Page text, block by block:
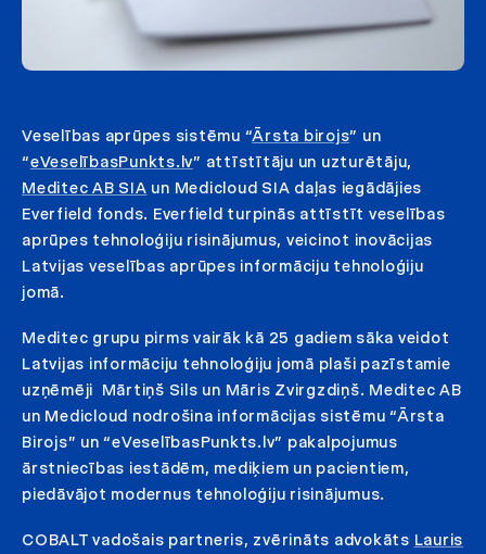
Veselības aprūpes sistēmu “Ārsta birojs” un
“eVeselībasPunkts.lv” attīstītāju un uzturētāju,
Meditec AB SIA un Medicloud SIA daļas iegādājies
Everfield fonds. Everfield turpinās attīstīt veselības
aprūpes tehnoloģiju risinājumus, veicinot inovācijas
Latvijas veselības aprūpes informāciju tehnoloģiju
jomā.
Meditec grupu pirms vairāk kā 25 gadiem sāka veidot
Latvijas informāciju tehnoloģiju jomā plaši pazīstamie
uzņēmēji Mārtiņš Sils un Māris Zvirgzdiņš. Meditec AB
un Medicloud nodrošina informācijas sistēmu “Ārsta
Birojs” un “eVeselībasPunkts.lv” pakalpojumus
ārstniecības iestādēm, mediķiem un pacientiem,
piedāvājot modernus tehnoloģiju risinājumus.
COBALT vadošais partneris, zvērināts advokāts Lauris